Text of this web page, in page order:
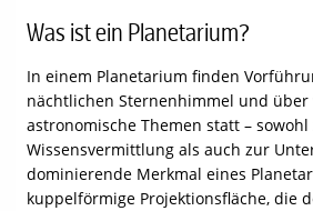
Was ist ein Planetarium?
In einem Planetarium finden
nächtlichen Sternenhimmel und
astronomische Themen statt –
Wissensvermittlung als auch zur
dominierende Merkmal eines
kuppelförmige Projektionsfläche, die